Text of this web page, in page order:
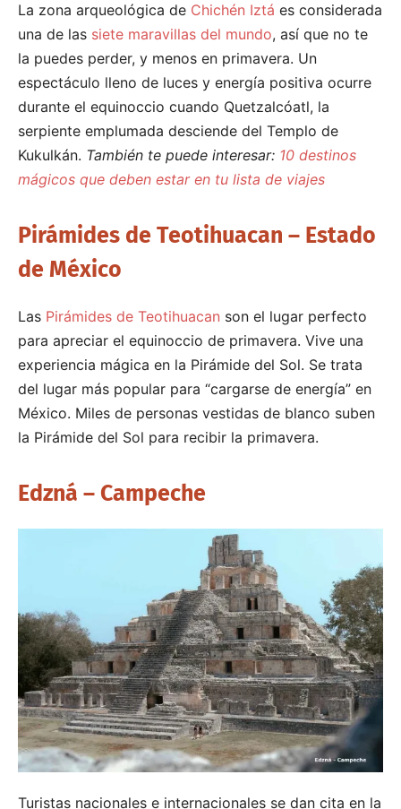
La zona arqueológica de Chichén Iztá es considerada
una de las siete maravillas del mundo, así que no te
la puedes perder, y menos en primavera. Un
espectáculo lleno de luces y energía positiva ocurre
durante el equinoccio cuando Quetzalcóatl, la
serpiente emplumada desciende del Templo de
Kukulkán. También te puede interesar: 10 destinos
mágicos que deben estar en tu lista de viajes
Pirámides de Teotihuacan – Estado
de México
Las Pirámides de Teotihuacan son el lugar perfecto
para apreciar el equinoccio de primavera. Vive una
experiencia mágica en la Pirámide del Sol. Se trata
del lugar más popular para “cargarse de energía” en
México. Miles de personas vestidas de blanco suben
la Pirámide del Sol para recibir la primavera.
Edzná – Campeche
Turistas nacionales e internacionales se dan cita en la